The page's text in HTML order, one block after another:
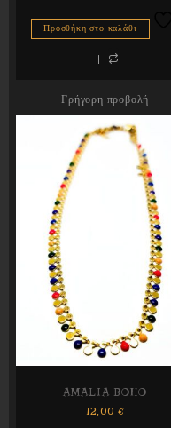
Προσθήκη στο καλάθι
Γρήγορη προβολή
AMALIA BOHO
12,00 €